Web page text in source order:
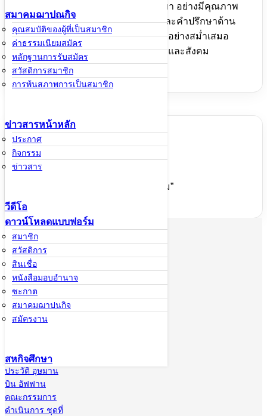
สมาคมฌาปณกิจ
คุณสมบัติของผู้ที่เป็นสมาชิก
ค่าธรรมเนียมสมัคร
หลักฐานการรับสมัคร
สวัสดิการสมาชิก
การพ้นสภาพการเป็นสมาชิก
ข่าวสารหน้าหลัก
ประกาศ
กิจกรรม
ข่าวสาร
วีดีโอ
ดาวน์โหลดแบบฟอร์ม
สมาชิก
สวัสดิการ
สินเชื่อ
หนังสือมอบอำนาจ
ซะกาต
สมาคมฌาปนกิจ
สมัครงาน
สหกิจศึกษา
มีระบบบริหารจัดการทุกสาขา อย่างมีคุณภาพ
มั่นคงและยั่งยืน ให้ความรู้และคำปรึกษาด้าน
การเงินและ ธุรกิจแก่สมาชิกอย่างสม่ำเสมอ
สร้างคุณภาพชีวิตแก่สมาชิกและสังคม
คำขวัญ
“เคียงคู่ชุมชน ด้วยเศรษฐกิจอิสลาม”
สหกรณ์อิสลาม
อิบนูอัฟฟาน
จำกัด
เกี่ยวกับอิ
บนูอัฟฟาน
ฟาน
ประวัติ อุษมาน
บิน อัฟฟาน
คณะกรรมการ
ดำเนินการ ชุดที่